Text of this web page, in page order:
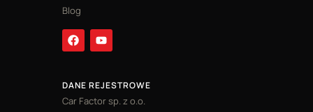
Blog
DANE REJESTROWE
Car Factor sp. z o.o.